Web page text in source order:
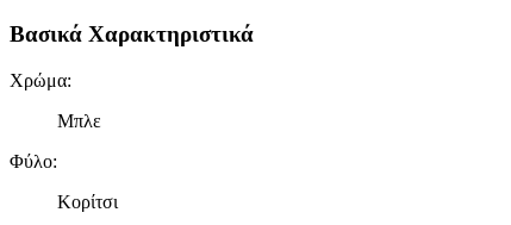
Βασικά Χαρακτηριστικά
Χρώμα:
Μπλε
Φύλο:
Κορίτσι